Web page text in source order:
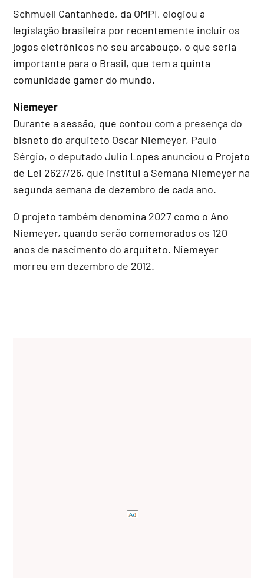
Schmuell Cantanhede, da OMPI, elogiou a
legislação brasileira por recentemente incluir os
jogos eletrônicos no seu arcabouço, o que seria
importante para o Brasil, que tem a quinta
comunidade gamer do mundo.
Niemeyer
Durante a sessão, que contou com a presença do
bisneto do arquiteto Oscar Niemeyer, Paulo
Sérgio, o deputado Julio Lopes anunciou o Projeto
de Lei 2627/26, que institui a Semana Niemeyer na
segunda semana de dezembro de cada ano.
O projeto também denomina 2027 como o Ano
Niemeyer, quando serão comemorados os 120
anos de nascimento do arquiteto. Niemeyer
morreu em dezembro de 2012.